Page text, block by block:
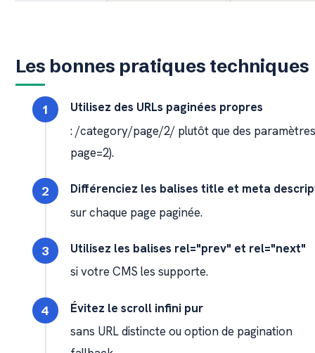
Les bonnes pratiques techniques
Utilisez des URLs paginées propres
: /category/page/2/ plutôt que des
page=2).
Différenciez les balises title et meta
sur chaque page paginée.
Utilisez les balises rel="prev" et rel="next"
si votre CMS les supporte.
Évitez le scroll infini pur
sans URL distincte ou option de pagination